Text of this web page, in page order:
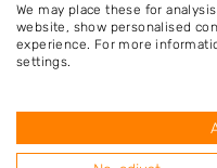
Keent
Neerloon
Niftrik
Nederasselt
We may place these for
website, show personalised
experience. For more
settings.